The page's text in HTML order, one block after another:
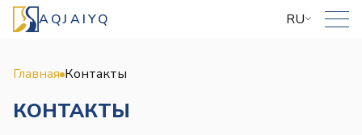
AQJAIYQ RU
Главная Контакты
КОНТАКТЫ